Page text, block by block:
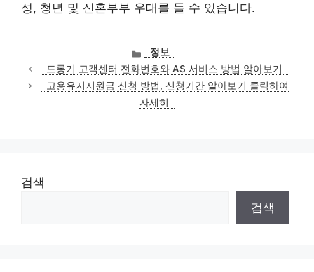
성, 청년 및 신혼부부 우대를 들 수 있습니다.
카
테
고
리
정보
드롱기 고객센터 전화번호와 AS 서비스 방법 알아보기
고용유지지원금 신청 방법, 신청기간 알아보기 클릭하여
자세히
검색
검색